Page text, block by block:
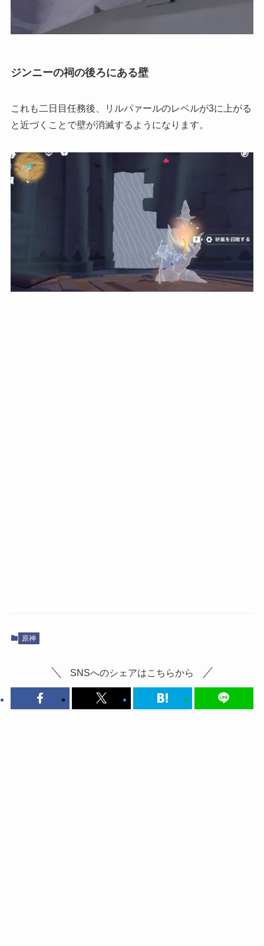
ジンニーの祠の後ろにある壁
これも二日目任務後、リルパァールのレベルが3に上がる
と近づくことで壁が消滅するようになります。
原神
SNSへのシェアはこちらから